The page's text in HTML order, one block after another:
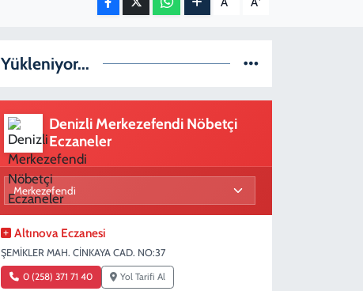
Yükleniyor...
Denizli Merkezefendi Nöbetçi
Eczaneler
Altınova Eczanesi
ŞEMİKLER MAH. CİNKAYA CAD. NO:37
0 (258) 371 71 40 Yol Tarifi Al